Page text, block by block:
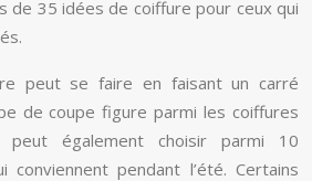
de 35 idées de coiffure pour ceux qui
peut se faire en faisant un carré
de coupe figure parmi les coiffures
également choisir parmi 10
conviennent pendant l’été. Certains